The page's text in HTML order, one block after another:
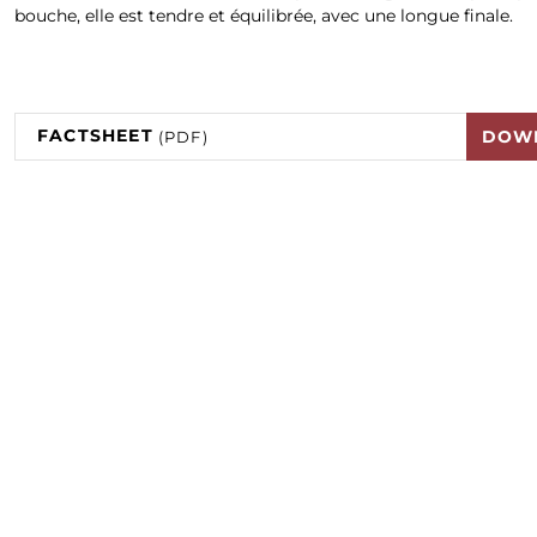
bouche, elle est tendre et équilibrée, avec une longue finale.
FACTSHEET (PDF)